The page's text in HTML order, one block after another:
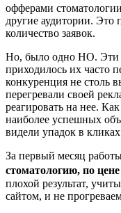
офферами
другие аудитории. Это
количество заявок.
Но, было одно НО. Эти
приходилось их часто
конкуренция не столь
перегревали своей
реагировать на нее.
наиболее успешных
видели упадок в
За первый месяц
стоматологию, по
плохой результат,
сайтом, и не